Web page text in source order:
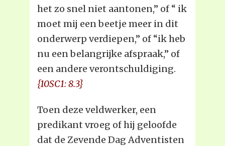
het zo snel niet aantonen,” of “ ik
moet mij een beetje meer in dit
onderwerp verdiepen,” of “ik heb
nu een belangrijke afspraak,” of
een andere verontschuldiging.
{10SC1: 8.3}
Toen deze veldwerker, een
predikant vroeg of hij geloofde
dat de Zevende Dag Adventisten